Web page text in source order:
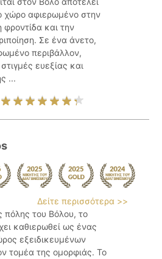
χώρο αφιερωμένο στην
και την
Σε ένα άνετο,
περιβάλλον,
ευεξίας και
...
Δείτε περισσότερα >>
πόλης του Βόλου, το
καθιερωθεί ως ένας
εξειδικευμένων
τομέα της ομορφιάς. Το